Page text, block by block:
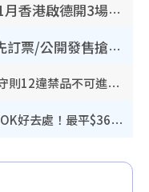
BIGBANG演唱會2026｜11月香港啟德開3場！實名制VIP申請、優先購票攻略
人夫集團｜Klook套票/優先訂票/公開發售搶飛攻略！附票價.購票連結.場地座位表
啟德體育園入場懶人包︱場地守則12違禁品不可進場准帶細水樽但全場禁樽蓋！應援牌有限制！
唱K推介2026︱全港13大卡啦OK好去處！最平$36起 日文K都有！(附地址+收費詳情)